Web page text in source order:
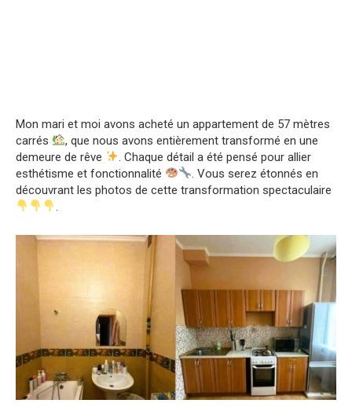
Mon mari et moi avons acheté un appartement de 57 mètres
carrés
, que nous avons entièrement transformé en une
demeure de rêve
. Chaque détail a été pensé pour allier
esthétisme et fonctionnalité
. Vous serez étonnés en
découvrant les photos de cette transformation spectaculaire
.